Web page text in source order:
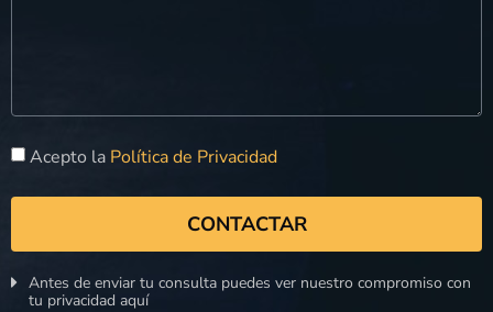
Acepto la Política de Privacidad
CONTACTAR
Antes de enviar tu consulta puedes ver nuestro compromiso con
tu privacidad aquí